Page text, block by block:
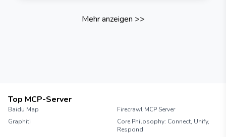
Mehr anzeigen >>
Top MCP-Server
Baidu Map
Firecrawl MCP Server
Graphiti
Core Philosophy: Connect, Unify,
Respond